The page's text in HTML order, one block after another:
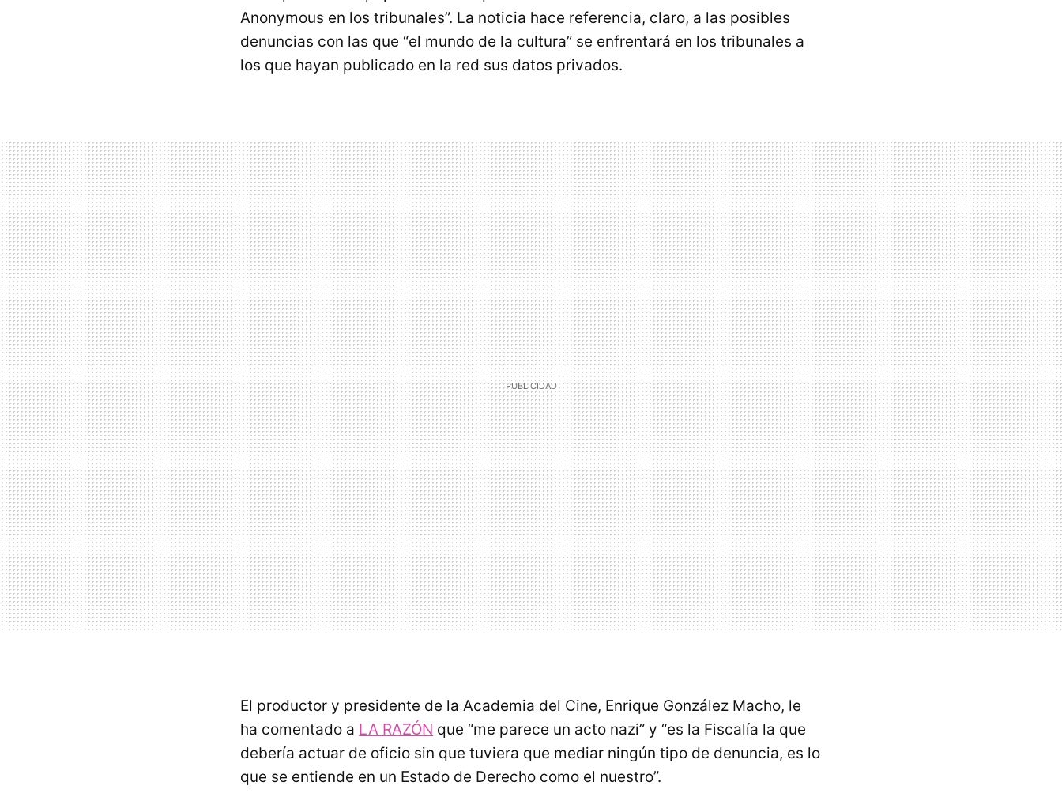
Anonymous en los tribunales”. La noticia hace referencia, claro, a las posibles
denuncias con las que “el mundo de la cultura” se enfrentará en los tribunales a
los que hayan publicado en la red sus datos privados.
El productor y presidente de la Academia del Cine, Enrique González Macho, le
ha comentado a LA RAZÓN que “me parece un acto nazi” y “es la Fiscalía la que
debería actuar de oficio sin que tuviera que mediar ningún tipo de denuncia, es lo
que se entiende en un Estado de Derecho como el nuestro”.